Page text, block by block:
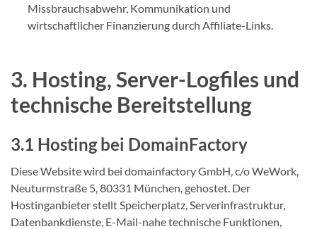
Missbrauchsabwehr, Kommunikation und
wirtschaftlicher Finanzierung durch Affiliate-Links.
3. Hosting, Server-Logfiles und
technische Bereitstellung
3.1 Hosting bei DomainFactory
Diese Website wird bei domainfactory GmbH, c/o WeWork,
Neuturmstraße 5, 80331 München, gehostet. Der
Hostinganbieter stellt Speicherplatz, Serverinfrastruktur,
Datenbankdienste, E-Mail-nahe technische Funktionen,